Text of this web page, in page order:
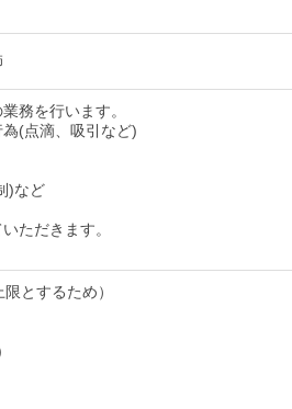
務を行います。
(点滴、吸引など)
)など
ただきます。
とするため）